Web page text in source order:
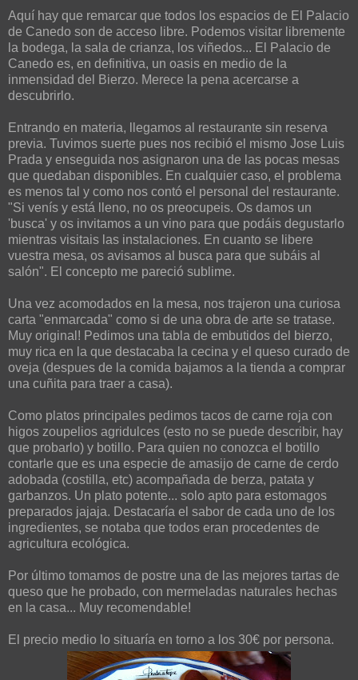
Aquí hay que remarcar que todos los espacios de El Palacio
de Canedo son de acceso libre. Podemos visitar libremente
la bodega, la sala de crianza, los viñedos... El Palacio de
Canedo es, en definitiva, un oasis en medio de la
inmensidad del Bierzo. Merece la pena acercarse a
descubrirlo.
Entrando en materia, llegamos al restaurante sin reserva
previa. Tuvimos suerte pues nos recibió el mismo Jose Luis
Prada y enseguida nos asignaron una de las pocas mesas
que quedaban disponibles. En cualquier caso, el problema
es menos tal y como nos contó el personal del restaurante.
"Si venís y está lleno, no os preocupeis. Os damos un
'busca' y os invitamos a un vino para que podáis degustarlo
mientras visitais las instalaciones. En cuanto se libere
vuestra mesa, os avisamos al busca para que subáis al
salón". El concepto me pareció sublime.
Una vez acomodados en la mesa, nos trajeron una curiosa
carta "enmarcada" como si de una obra de arte se tratase.
Muy original! Pedimos una tabla de embutidos del bierzo,
muy rica en la que destacaba la cecina y el queso curado de
oveja (despues de la comida bajamos a la tienda a comprar
una cuñita para traer a casa).
Como platos principales pedimos tacos de carne roja con
higos zoupelios agridulces (esto no se puede describir, hay
que probarlo) y botillo. Para quien no conozca el botillo
contarle que es una especie de amasijo de carne de cerdo
adobada (costilla, etc) acompañada de berza, patata y
garbanzos. Un plato potente... solo apto para estomagos
preparados jajaja. Destacaría el sabor de cada uno de los
ingredientes, se notaba que todos eran procedentes de
agricultura ecológica.
Por último tomamos de postre una de las mejores tartas de
queso que he probado, con mermeladas naturales hechas
en la casa... Muy recomendable!
El precio medio lo situaría en torno a los 30€ por persona.